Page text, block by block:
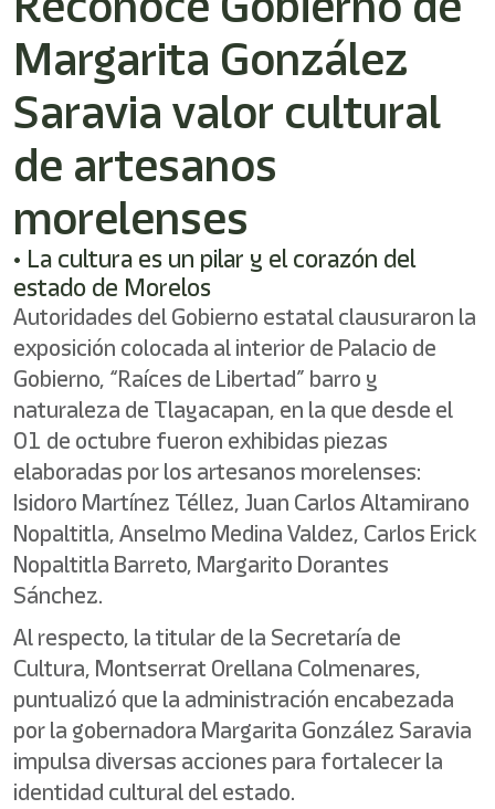
Este
acceso
directo
lector
de
pantalla
ayudarle
navegar
interactuar
contenido.
Margarita González
Saravia valor cultural
de artesanos
morelenses
• La cultura es un pilar y el corazón del
estado de Morelos
Autoridades del Gobierno estatal clausuraron la
exposición colocada al interior de Palacio de
Gobierno, “Raíces de Libertad” barro y
naturaleza de Tlayacapan, en la que desde el
01 de octubre fueron exhibidas piezas
elaboradas por los artesanos morelenses:
Isidoro Martínez Téllez, Juan Carlos Altamirano
Nopaltitla, Anselmo Medina Valdez, Carlos Erick
Nopaltitla Barreto, Margarito Dorantes
Sánchez.
Al respecto, la titular de la Secretaría de
Cultura, Montserrat Orellana Colmenares,
puntualizó que la administración encabezada
por la gobernadora Margarita González Saravia
impulsa diversas acciones para fortalecer la
identidad cultural del estado.